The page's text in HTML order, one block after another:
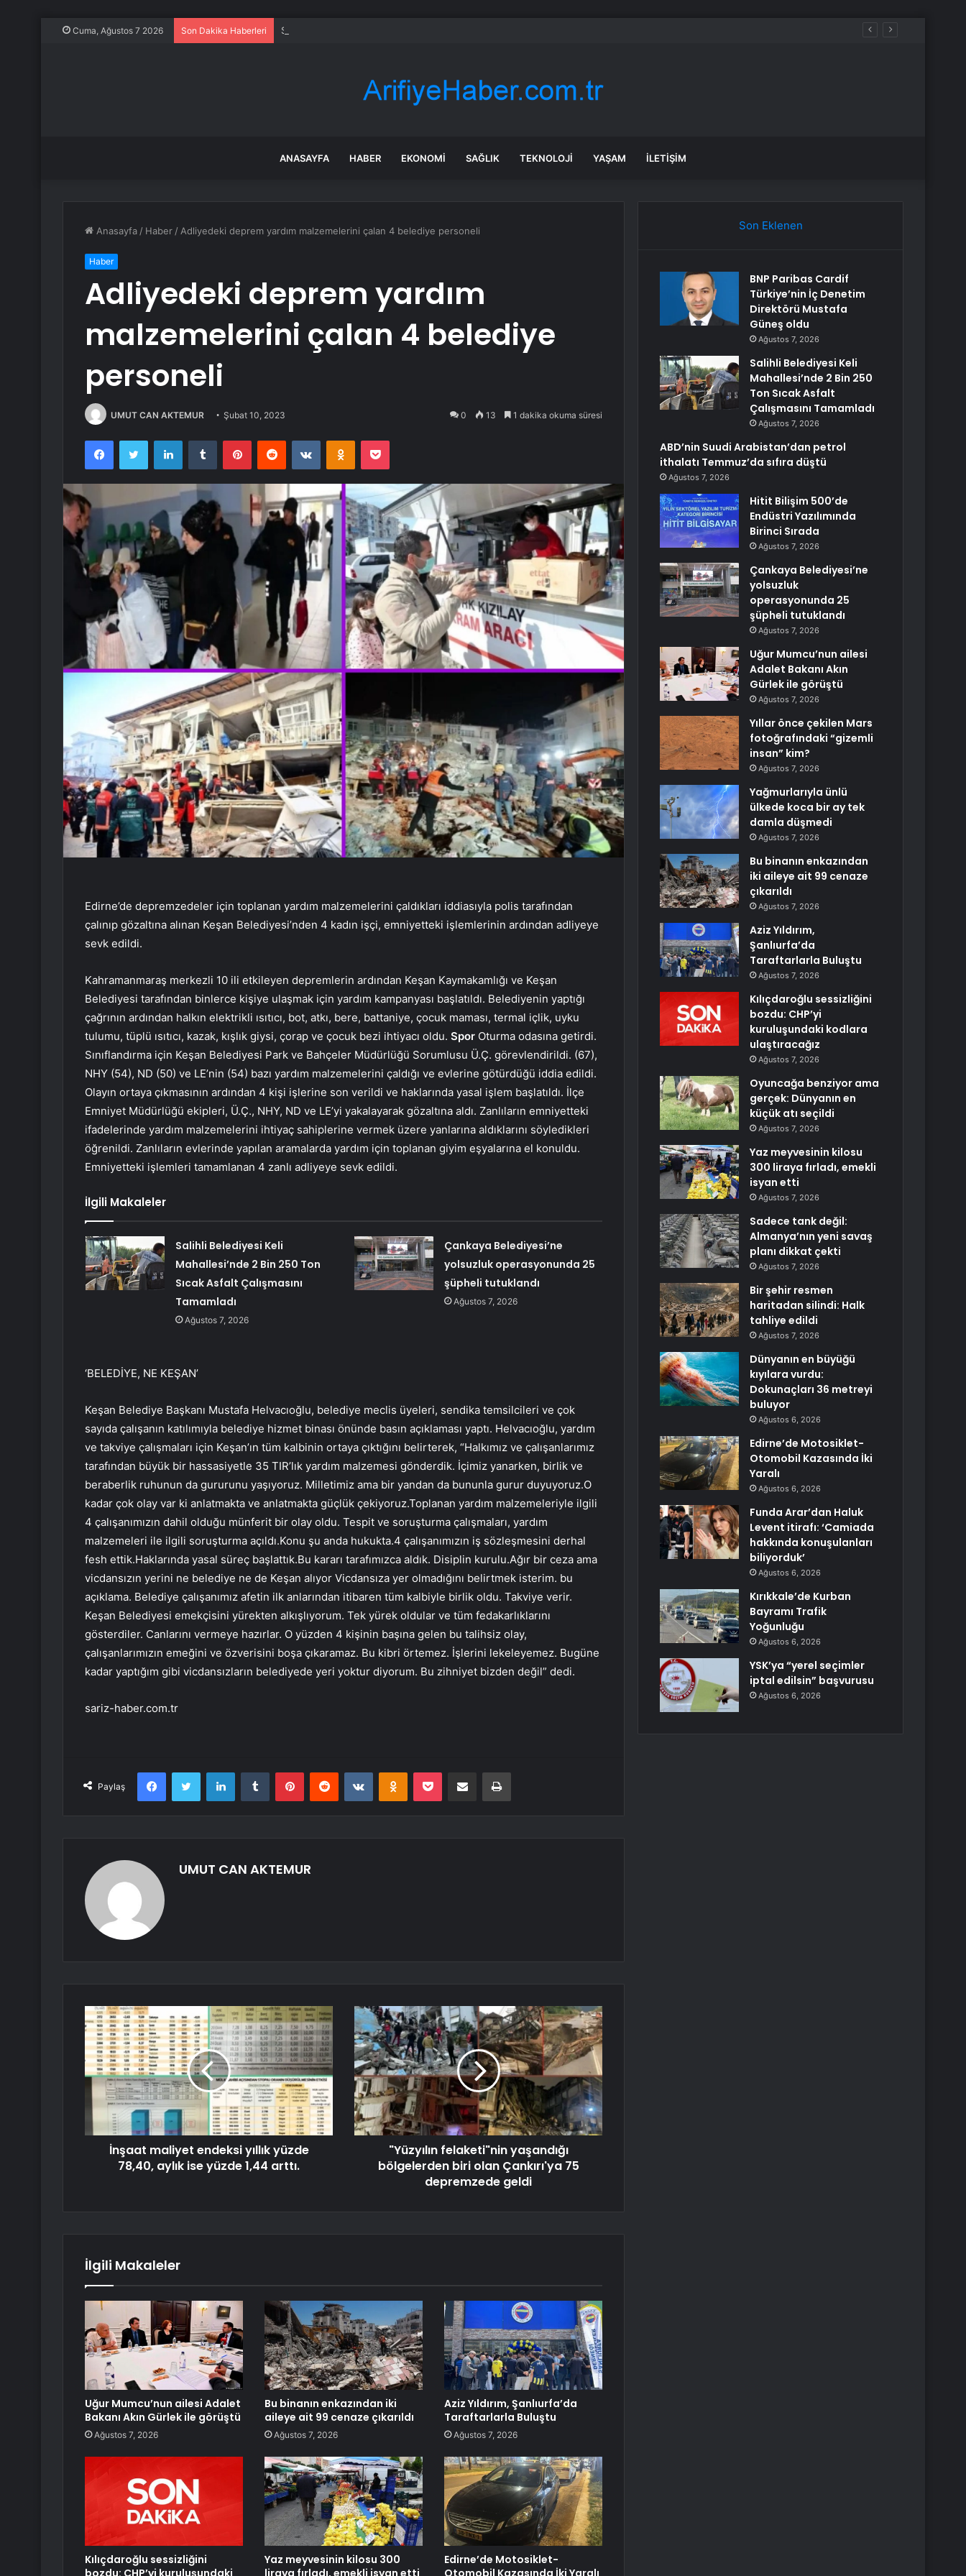
Cuma, Ağustos 7 2026 Son Dakika Haberleri Salihli Belediyesi Keli Mahallesi’nde 2 Bin 250 Ton Sıcak Asfalt Çalışmasını Tamamladı
ANASAYFA HABER EKONOMI SAĞLIK TEKNOLOJI YAŞAM İLETIŞIM
Anasayfa / Haber / Adliyedeki deprem yardım malzemelerini çalan 4 belediye personeli
Haber
Adliyedeki deprem yardım
malzemelerini çalan 4 belediye
personeli
UMUT CAN AKTEMUR Şubat 10, 2023 0 13 1 dakika okuma süresi
FacebookTwitter LinkedInTumblr PinterestReddit VKontakteOdnoklassniki
Pocket
Edirne’de depremzedeler için toplanan yardım malzemelerini çaldıkları iddiasıyla polis tarafından
çalınıp gözaltına alınan Keşan Belediyesi’nden 4 kadın işçi, emniyetteki işlemlerinin ardından adliyeye
sevk edildi.
Kahramanmaraş merkezli 10 ili etkileyen depremlerin ardından Keşan Kaymakamlığı ve Keşan
Belediyesi tarafından binlerce kişiye ulaşmak için yardım kampanyası başlatıldı. Belediyenin yaptığı
çağrının ardından halkın elektrikli ısıtıcı, bot, atkı, bere, battaniye, çocuk maması, termal içlik, uyku
tulumu, tüplü ısıtıcı, kazak, kışlık giysi, çorap ve çocuk bezi ihtiyacı oldu. Spor Oturma odasına getirdi.
Sınıflandırma için Keşan Belediyesi Park ve Bahçeler Müdürlüğü Sorumlusu Ü.Ç. görevlendirildi. (67),
NHY (54), ND (50) ve LE’nin (54) bazı yardım malzemelerini çaldığı ve evlerine götürdüğü iddia edildi.
Olayın ortaya çıkmasının ardından 4 kişi işlerine son verildi ve haklarında yasal işlem başlatıldı. İlçe
Emniyet Müdürlüğü ekipleri, Ü.Ç., NHY, ND ve LE’yi yakalayarak gözaltına aldı. Zanlıların emniyetteki
ifadelerinde yardım malzemelerini ihtiyaç sahiplerine vermek üzere yanlarına aldıklarını söyledikleri
öğrenildi. Zanlıların evlerinde yapılan aramalarda yardım için toplanan giyim eşyalarına el konuldu.
Emniyetteki işlemleri tamamlanan 4 zanlı adliyeye sevk edildi.
İlgili Makaleler
Salihli Belediyesi Keli
Mahallesi’nde 2 Bin 250 Ton
Sıcak Asfalt Çalışmasını
Tamamladı
Ağustos 7, 2026
Çankaya Belediyesi’ne
yolsuzluk operasyonunda 25
şüpheli tutuklandı
Ağustos 7, 2026
‘BELEDİYE, NE KEŞAN’
Keşan Belediye Başkanı Mustafa Helvacıoğlu, belediye meclis üyeleri, sendika temsilcileri ve çok
sayıda çalışanın katılımıyla belediye hizmet binası önünde basın açıklaması yaptı. Helvacıoğlu, yardım
ve takviye çalışmaları için Keşan’ın tüm kalbinin ortaya çıktığını belirterek, “Halkımız ve çalışanlarımız
tarafından büyük bir hassasiyetle 35 TIR’lık yardım malzemesi gönderdik. İçimiz yanarken, birlik ve
beraberlik ruhunun da gururunu yaşıyoruz. Milletimiz ama bir yandan da bununla gurur duyuyoruz.O
kadar çok olay var ki anlatmakta ve anlatmakta güçlük çekiyoruz.Toplanan yardım malzemeleriyle ilgili
4 çalışanımızın dahil olduğu münferit bir olay oldu. Tespit ve soruşturma çalışmaları, yardım
malzemeleri ile ilgili soruşturma açıldı.Konu şu anda hukukta.4 çalışanımızın iş sözleşmesini derhal
fesh ettik.Haklarında yasal süreç başlattık.Bu kararı tarafımızca aldık. Disiplin kurulu.Ağır bir ceza ama
vicdansızın yerini ne belediye ne de Keşan alıyor Vicdansıza yer olmadığını belirtmek isterim. bu
açıklama. Belediye çalışanımız afetin ilk anlarından itibaren tüm kalbiyle birlik oldu. Takviye verir.
Keşan Belediyesi emekçisini yürekten alkışlıyorum. Tek yürek oldular ve tüm fedakarlıklarını
gösterdiler. Canlarını vermeye hazırlar. O yüzden 4 kişinin başına gelen bu talihsiz olay,
çalışanlarımızın emeğini ve özverisini boşa çıkaramaz. Bu kibri örtemez. İşlerini lekeleyemez. Bugüne
kadar yaptığım gibi vicdansızların belediyede yeri yoktur diyorum. Bu zihniyet bizden değil” dedi.
sariz-haber.com.tr
Paylaş
FacebookTwitter LinkedInTumblr PinterestReddit VKontakteOdnoklassniki
Pocket E-Posta ile paylaş Yazdır
UMUT CAN AKTEMUR
İnşaat maliyet endeksi yıllık yüzde
78,40, aylık ise yüzde 1,44 arttı.
"Yüzyılın felaketi"nin yaşandığı
bölgelerden biri olan Çankırı'ya 75
depremzede geldi
İlgili Makaleler
Uğur Mumcu’nun ailesi Adalet
Bakanı Akın Gürlek ile görüştü
Ağustos 7, 2026
Bu binanın enkazından iki
aileye ait 99 cenaze çıkarıldı
Ağustos 7, 2026
Aziz Yıldırım, Şanlıurfa’da
Taraftarlarla Buluştu
Ağustos 7, 2026
Kılıçdaroğlu sessizliğini
Yaz meyvesinin kilosu 300
Edirne’de Motosiklet-
Son Eklenen
BNP Paribas Cardif
Türkiye’nin İç Denetim
Direktörü Mustafa
Güneş oldu
Ağustos 7, 2026
Salihli Belediyesi Keli
Mahallesi’nde 2 Bin 250
Ton Sıcak Asfalt
Çalışmasını Tamamladı
Ağustos 7, 2026
ABD’nin Suudi Arabistan’dan petrol
ithalatı Temmuz’da sıfıra düştü
Ağustos 7, 2026
Hitit Bilişim 500’de
Endüstri Yazılımında
Birinci Sırada
Ağustos 7, 2026
Çankaya Belediyesi’ne
yolsuzluk
operasyonunda 25
şüpheli tutuklandı
Ağustos 7, 2026
Uğur Mumcu’nun ailesi
Adalet Bakanı Akın
Gürlek ile görüştü
Ağustos 7, 2026
Yıllar önce çekilen Mars
fotoğrafındaki “gizemli
insan” kim?
Ağustos 7, 2026
Yağmurlarıyla ünlü
ülkede koca bir ay tek
damla düşmedi
Ağustos 7, 2026
Bu binanın enkazından
iki aileye ait 99 cenaze
çıkarıldı
Ağustos 7, 2026
Aziz Yıldırım,
Şanlıurfa’da
Taraftarlarla Buluştu
Ağustos 7, 2026
Kılıçdaroğlu sessizliğini
bozdu: CHP’yi
kuruluşundaki kodlara
ulaştıracağız
Ağustos 7, 2026
Oyuncağa benziyor ama
gerçek: Dünyanın en
küçük atı seçildi
Ağustos 7, 2026
Yaz meyvesinin kilosu
300 liraya fırladı, emekli
isyan etti
Ağustos 7, 2026
Sadece tank değil:
Almanya’nın yeni savaş
planı dikkat çekti
Ağustos 7, 2026
Bir şehir resmen
haritadan silindi: Halk
tahliye edildi
Ağustos 7, 2026
Dünyanın en büyüğü
kıyılara vurdu:
Dokunaçları 36 metreyi
buluyor
Ağustos 6, 2026
Edirne’de Motosiklet-
Otomobil Kazasında İki
Yaralı
Ağustos 6, 2026
Funda Arar’dan Haluk
Levent itirafı: ‘Camiada
hakkında konuşulanları
biliyorduk’
Ağustos 6, 2026
Kırıkkale’de Kurban
Bayramı Trafik
Yoğunluğu
Ağustos 6, 2026
YSK’ya “yerel seçimler
iptal edilsin” başvurusu
Ağustos 6, 2026